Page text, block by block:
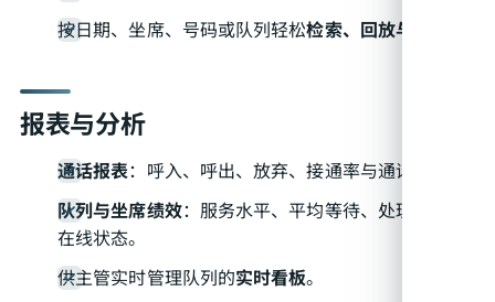
按日期、坐席、号码或队列轻松检索、回放与导出
报表与分析
通话报表：呼入、呼出、放弃、接通率与通话时长。
队列与坐席绩效：服务水平、平均等待、处理时长、
在线状态。
供主管实时管理队列的实时看板。